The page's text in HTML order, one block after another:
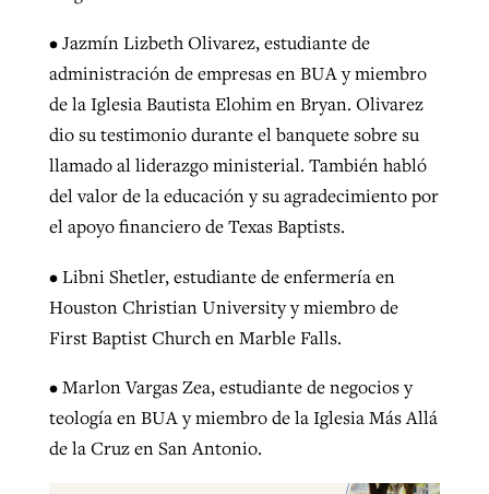
•Jazmín Lizbeth Olivarez, estudiante de
administración de empresas en BUA y miembro
de la Iglesia Bautista Elohim en Bryan. Olivarez
dio su testimonio durante el banquete sobre su
llamado al liderazgo ministerial. También habló
del valor de la educación y su agradecimiento por
el apoyo financiero de Texas Baptists.
•Libni Shetler, estudiante de enfermería en
Houston Christian University y miembro de
First Baptist Church en Marble Falls.
•Marlon Vargas Zea, estudiante de negocios y
teología en BUA y miembro de la Iglesia Más Allá
de la Cruz en San Antonio.